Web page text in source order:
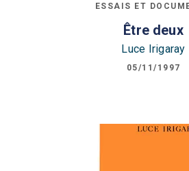
ESSAIS ET
Être deux
Luce Irigaray
05/11/1997